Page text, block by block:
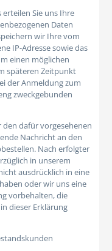
Sie uns Ihre
Daten
wir Ihre vom
IP-Adresse sowie das
einen möglichen
späteren Zeitpunkt
der Anmeldung zum
zweckgebunden
dafür vorgesehenen
Nachricht an den
Nach erfolgter
in unserem
ausdrücklich in eine
oder wir uns eine
vorbehalten, die
dieser Erklärung